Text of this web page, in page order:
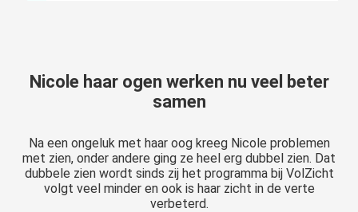
Nicole haar ogen werken nu veel beter
samen
Na een ongeluk met haar oog kreeg Nicole problemen
met zien, onder andere ging ze heel erg dubbel zien. Dat
dubbele zien wordt sinds zij het programma bij VolZicht
volgt veel minder en ook is haar zicht in de verte
verbeterd.